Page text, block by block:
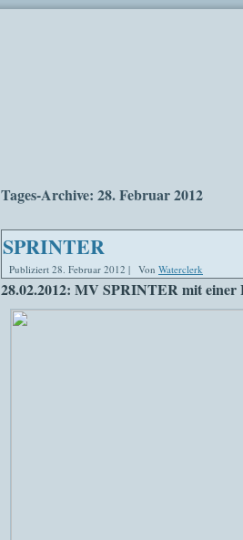
Tages-Archive: 28. Februar 2012
SPRINTER
Publiziert 28. Februar 2012 | Von Waterclerk
28.02.2012: MV SPRINTER mit